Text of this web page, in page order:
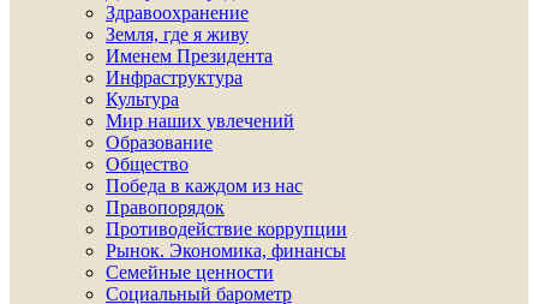
Здравоохранение
Земля, где я живу
Именем Президента
Инфраструктура
Культура
Мир наших увлечений
Образование
Общество
Победа в каждом из нас
Правопорядок
Противодействие коррупции
Рынок. Экономика, финансы
Семейные ценности
Социальный барометр